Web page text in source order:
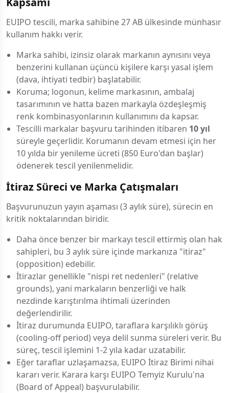
EUIPO tescili, marka sahibine 27 AB ülkesinde münhasır
kullanım hakkı verir.
Marka sahibi, izinsiz olarak markanın aynısını veya
benzerini kullanan üçüncü kişilere karşı yasal işlem
(dava, ihtiyati tedbir) başlatabilir.
Koruma; logonun, kelime markasının, ambalaj
tasarımının ve hatta bazen markayla özdeşleşmiş
renk kombinasyonlarının kullanımını da kapsar.
Tescilli markalar başvuru tarihinden itibaren 10 yıl
süreyle geçerlidir. Korumanın devam etmesi için her
10 yılda bir yenileme ücreti (850 Euro'dan başlar)
ödenerek tescil yenilenmelidir.
İtiraz Süreci ve Marka Çatışmaları
Başvurunuzun yayın aşaması (3 aylık süre), sürecin en
kritik noktalarından biridir.
Daha önce benzer bir markayı tescil ettirmiş olan hak
sahipleri, bu 3 aylık süre içinde markanıza "itiraz"
(opposition) edebilir.
İtirazlar genellikle "nispi ret nedenleri" (relative
grounds), yani markaların benzerliği ve halk
nezdinde karıştırılma ihtimali üzerinden
değerlendirilir.
İtiraz durumunda EUIPO, taraflara karşılıklı görüş
(cooling-off period) veya delil sunma süreleri verir. Bu
süreç, tescil işlemini 1-2 yıla kadar uzatabilir.
Eğer taraflar uzlaşamazsa, EUIPO İtiraz Birimi nihai
kararı verir. Karara karşı EUIPO Temyiz Kurulu'na
(Board of Appeal) başvurulabilir.